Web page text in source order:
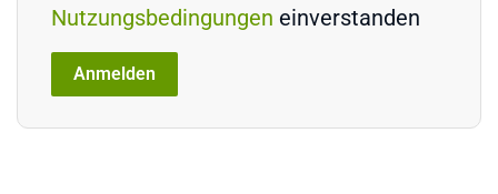
Nutzungsbedingungen einverstanden